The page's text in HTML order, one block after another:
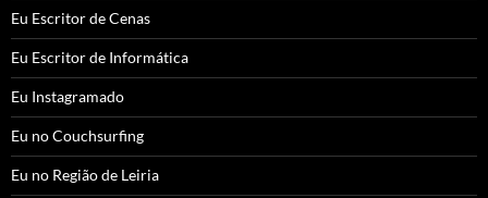
Eu Escritor de Cenas
Eu Escritor de Informática
Eu Instagramado
Eu no Couchsurfing
Eu no Região de Leiria